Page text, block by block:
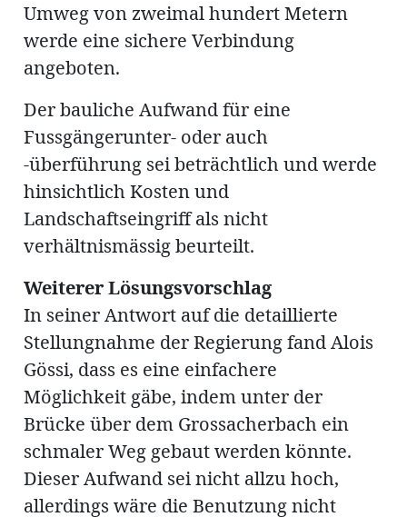
Umweg von zweimal hundert Metern
werde eine sichere Verbindung
angeboten.
Der bauliche Aufwand für eine
Fussgängerunter- oder auch
-überführung sei beträchtlich und werde
hinsichtlich Kosten und
Landschaftseingriff als nicht
verhältnismässig beurteilt.
Weiterer Lösungsvorschlag
In seiner Antwort auf die detaillierte
Stellungnahme der Regierung fand Alois
Gössi, dass es eine einfachere
Möglichkeit gäbe, indem unter der
Brücke über dem Grossacherbach ein
schmaler Weg gebaut werden könnte.
Dieser Aufwand sei nicht allzu hoch,
allerdings wäre die Benutzung nicht